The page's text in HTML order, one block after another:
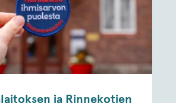
ja Rinnekotien